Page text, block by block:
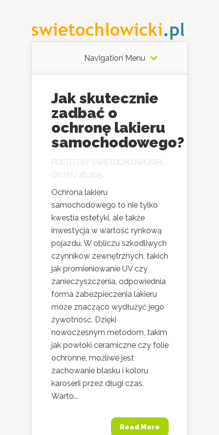
Navigation Menu
Jak skutecznie
zadbać o
ochronę lakieru
samochodowego?
POSTED BY SWIETOCHLOWICKI.PL
ON MAJ 26, 2025
Ochrona lakieru
samochodowego to nie tylko
kwestia estetyki, ale także
inwestycja w wartość rynkową
pojazdu. W obliczu szkodliwych
czynników zewnętrznych, takich
jak promieniowanie UV czy
zanieczyszczenia, odpowiednia
forma zabezpieczenia lakieru
może znacząco wydłużyć jego
żywotność. Dzięki
nowoczesnym metodom, takim
jak powłoki ceramiczne czy folie
ochronne, możliwe jest
zachowanie blasku i koloru
karoserii przez długi czas.
Warto...
Read More